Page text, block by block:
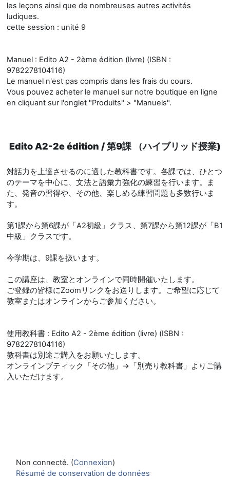
les leçons ainsi que de nombreuses autres activités
ludiques.
cette session : unité 9
Manuel : Edito A2 - 2ème édition (livre) (ISBN :
9782278104116)
Le manuel n'est pas compris dans les frais du cours.
Vous pouvez acheter le manuel sur notre boutique en ligne
en cliquant sur l'onglet "Produits" > "Manuels".
Edito A2-2e édition / 第9課 （ハイブリッド授業)
対話力を上達させるのに適した教科書です。各課では、ひとつ
のテーマを中心に、文法と語彙力強化の練習を行います。ま
た、発音の習得や、その他、楽しめる練習問題も多数行いま
す。
第1課から第6課が「A2初級」クラス、第7課から第12課が「B1
中級」クラスです。
今学期は、9課を扱います。
この講座は、教室とオンラインで同時開催いたします。
ご登録の皆様にZoomリンクをお送りします。ご希望に応じて
教室またはオンラインからご参加ください。
使用教科書 : Edito A2 - 2ème édition (livre) (ISBN :
9782278104116)
教科書は別途ご購入をお願いたします。
オンラインブティック「その他」→「別売り教科書」よりご購
入いただけます。
Non connecté. (Connexion)
Résumé de conservation de données